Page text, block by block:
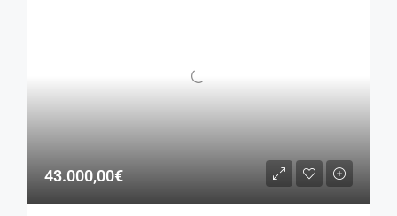
43.000,00€